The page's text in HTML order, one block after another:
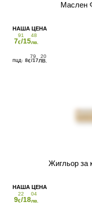
Маслен
7
91
€/15
48
лв.
8
79
€/17
20
ЛВ.
Жигльор за
9
22
€/18
04
лв.